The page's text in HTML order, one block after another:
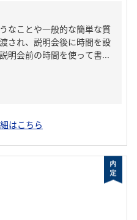
なことや一般的な簡単な質
され、説明会後に時間を設
明会前の時間を使って書...
はこちら